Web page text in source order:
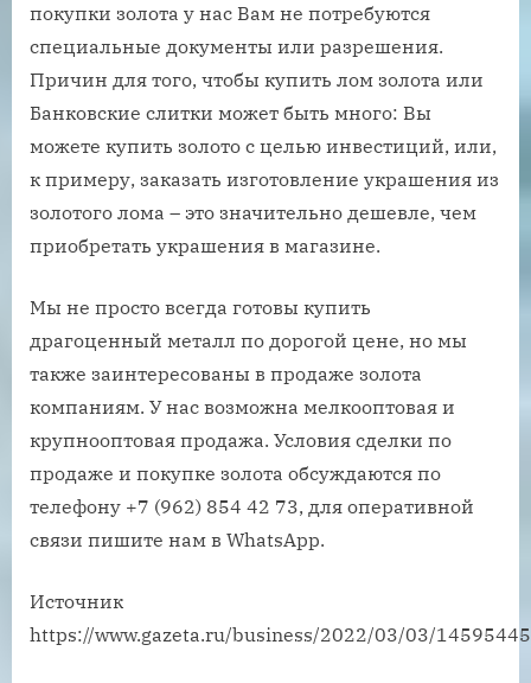
покупки золота у нас Вам не потребуются
специальные документы или разрешения.
Причин для того, чтобы купить лом золота или
Банковские слитки может быть много: Вы
можете купить золото с целью инвестиций, или,
к примеру, заказать изготовление украшения из
золотого лома – это значительно дешевле, чем
приобретать украшения в магазине.
Мы не просто всегда готовы купить
драгоценный металл по дорогой цене, но мы
также заинтересованы в продаже золота
компаниям. У нас возможна мелкооптовая и
крупнооптовая продажа. Условия сделки по
продаже и покупке золота обсуждаются по
телефону +7 (962) 854 42 73, для оперативной
связи пишите нам в WhatsApp.
Источник
https://www.gazeta.ru/business/2022/03/03/